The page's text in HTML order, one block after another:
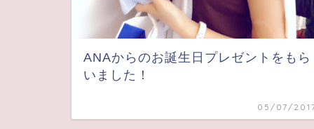
ANAからのお誕生日プレゼントをもら
いました！
05/07/